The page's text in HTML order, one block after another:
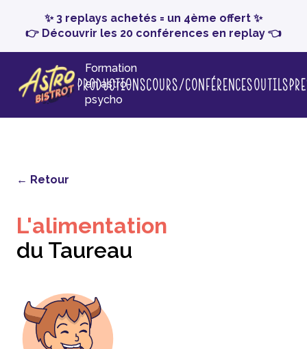
✨ 3 replays achetés = un 4ème offert ✨
👉 Découvrir les 20 conférences en replay 👈
Formation
en astro-
psycho
ProductionsCours/conférencesOutils
← Retour
L'alimentation
du Taureau